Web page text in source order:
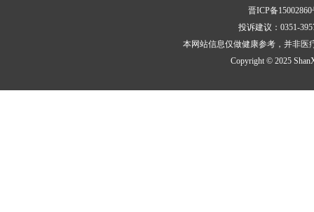
晋ICP备15002860
投诉建议：0351-
本网站信息仅做健康参考，并非医
Copyright © 2025